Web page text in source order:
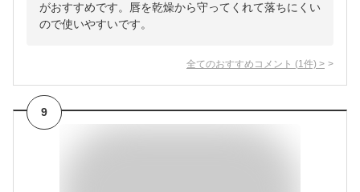
がおすすめです。唇を乾燥から守ってくれて落ちにくい
ので使いやすいです。
全てのおすすめコメント (1 件) >
9